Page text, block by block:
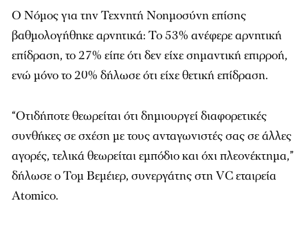
Ο Νόμος για την Τεχνητή Νοημοσύνη επίσης
βαθμολογήθηκε αρνητικά: Το 53% ανέφερε αρνητική
επίδραση, το 27% είπε ότι δεν είχε σημαντική επιρροή,
ενώ μόνο το 20% δήλωσε ότι είχε θετική επίδραση.
“Οτιδήποτε θεωρείται ότι δημιουργεί διαφορετικές
συνθήκες σε σχέση με τους ανταγωνιστές σας σε άλλες
αγορές, τελικά θεωρείται εμπόδιο και όχι πλεονέκτημα,”
δήλωσε ο Τομ Βεμέιερ, συνεργάτης στη VC εταιρεία
Atomico.